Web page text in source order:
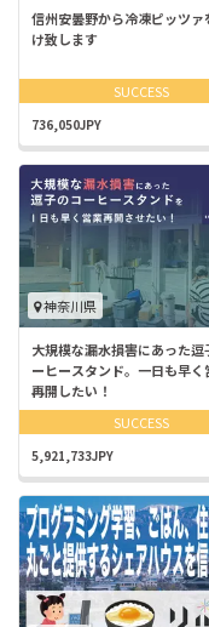
信州安曇野から冷凍ピッツァ
け致します
SUCCESS
736,050JPY
神奈川県
大規模な漏水損害にあった逗
ーヒースタンド。一日も早く
再開したい！
SUCCESS
5,921,733JPY